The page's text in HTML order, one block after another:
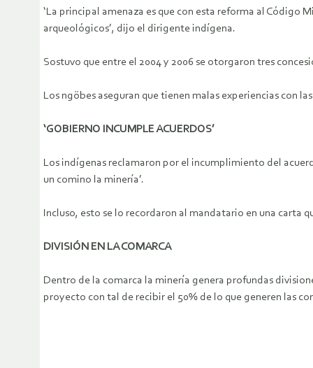
‘La principal amenaza es que con esta reforma al Código
arqueológicos’, dijo el dirigente indígena.
Sostuvo que entre el 2004 y 2006 se otorgaron tres
Los ngöbes aseguran que tienen malas experiencias con
‘GOBIERNO INCUMPLE ACUERDOS’
Los indígenas reclamaron por el incumplimiento del
un comino la minería’.
Incluso, esto se lo recordaron al mandatario en una carta
DIVISIÓN EN LA COMARCA
Dentro de la comarca la minería genera profundas
proyecto con tal de recibir el 50% de lo que generen las